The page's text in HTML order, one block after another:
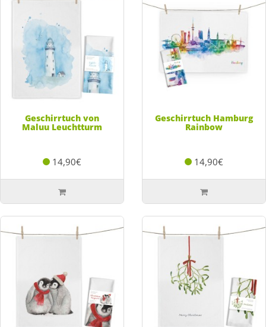
Geschirrtuch von
Maluu Leuchtturm
14,90€
Geschirrtuch Hamburg
Rainbow
14,90€